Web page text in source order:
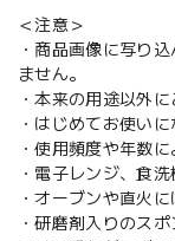
＜注意＞
・商品画像に写り
ません。
・本来の用途以外
・はじめてお使い
・使用頻度や年数
・電子レンジ、食
・オーブンや直火
・研磨剤入りのス